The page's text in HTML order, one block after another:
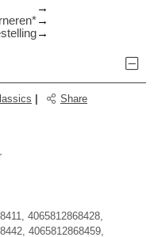
Share
4065812868428,
4065812868459,